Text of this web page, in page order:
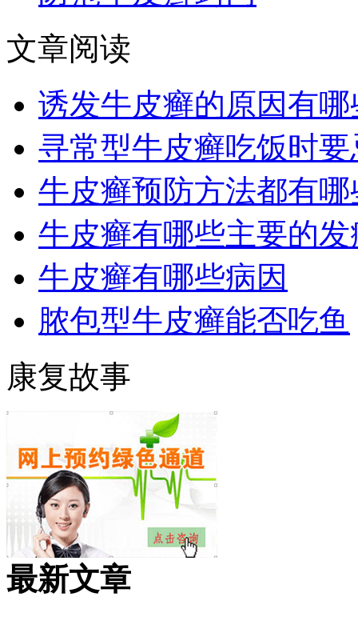
文章阅读
诱发牛皮癣的原因有哪
寻常型牛皮癣吃饭时
牛皮癣预防方法都有哪
牛皮癣有哪些主要的
牛皮癣有哪些病因
脓包型牛皮癣能否吃鱼
康复故事
最新文章